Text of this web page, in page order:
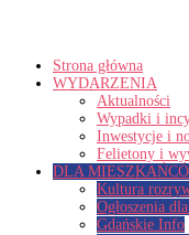
Strona główna
WYDARZENIA
Aktualności
Wypadki i
Inwestycje i
Felietony i
DLA
Kultura
Ogłoszenia
Gdańskie Info